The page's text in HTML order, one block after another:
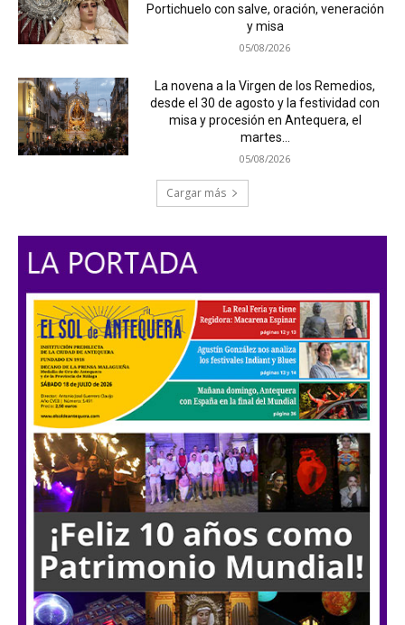
Portichuelo con salve, oración, veneración
y misa
05/08/2026
La novena a la Virgen de los Remedios,
desde el 30 de agosto y la festividad con
misa y procesión en Antequera, el
martes...
05/08/2026
Cargar más